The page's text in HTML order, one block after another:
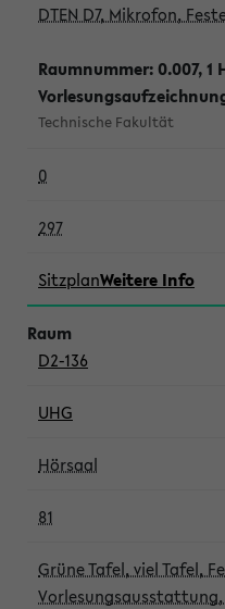
DTEN D7, Mikrofon,
Raumnummer: 0.007,
Technische Fakultät
0
297
SitzplanWeitere Info
D2-136
UHG
Hörsaal
81
Grüne Tafel, viel Tafel,
Vorlesungsausstattung,